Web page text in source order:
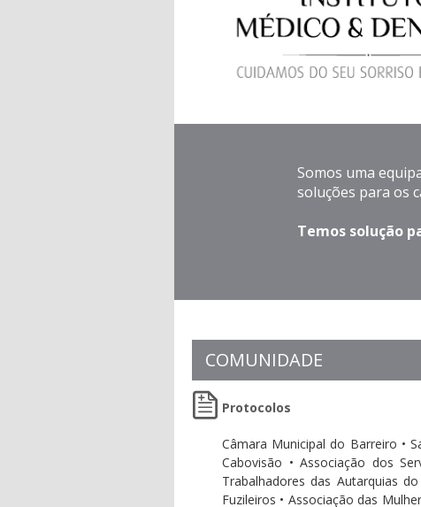
Somos uma
soluções para os
Temos solução
COMUNIDADE
Protocolos
Câmara Municipal do Barreiro •
Cabovisão • Associação dos
Trabalhadores das Autarquias
Fuzileiros • Associação das